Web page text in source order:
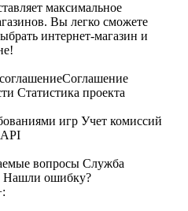
максимальное
Вы легко сможете
интернет-магазин и
Соглашение
Статистика проекта
игр Учет комиссий
вопросы Служба
Нашли ошибку?
: